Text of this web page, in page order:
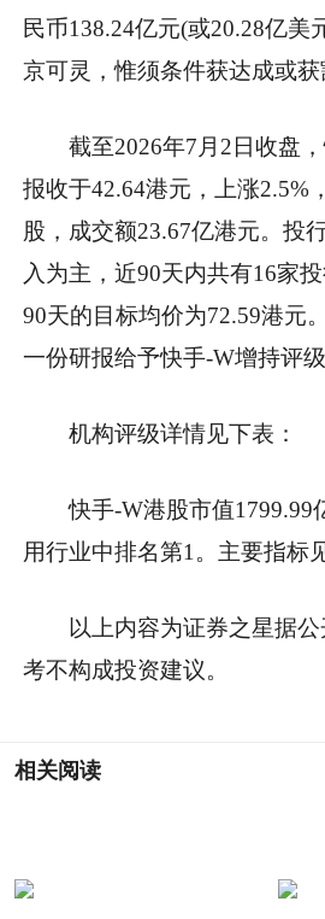
民币138.24亿元(或20.28亿美
京可灵，惟须条件获达成或获
截至2026年7月2日收盘
报收于42.64港元，上涨2.5%
股，成交额23.67亿港元。投
入为主，近90天内共有16家
90天的目标均价为72.59港元
一份研报给予快手-W增持评级
机构评级详情见下表：
快手-W港股市值1799.99
用行业中排名第1。主要指标
以上内容为证券之星据
考不构成投资建议。
相关阅读